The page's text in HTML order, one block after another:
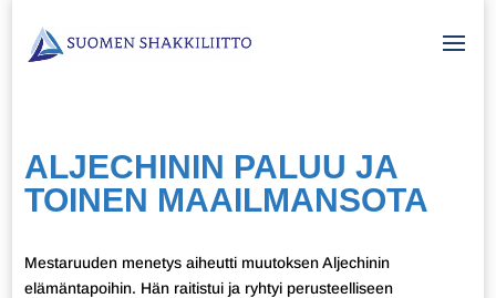
ALJECHININ PALUU JA
TOINEN MAAILMANSOTA
Mestaruuden menetys aiheutti muutoksen Aljechinin
elämäntapoihin. Hän raitistui ja ryhtyi perusteelliseen